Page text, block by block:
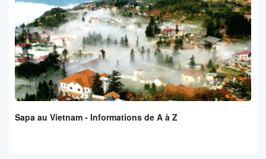
Sapa au Vietnam - Informations de A à Z